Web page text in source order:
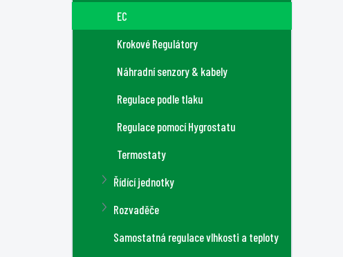
EC
Krokové Regulátory
Náhradní senzory & kabely
Regulace podle tlaku
Regulace pomocí Hygrostatu
Termostaty
Řídící jednotky
Rozvaděče
Samostatná regulace vlhkosti a teploty